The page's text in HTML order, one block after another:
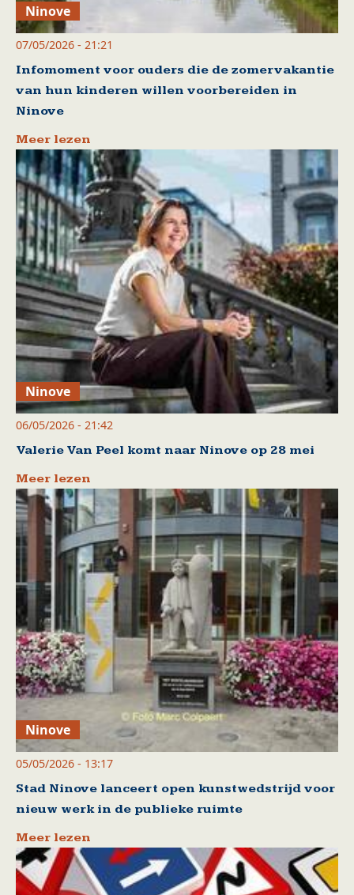
Ninove
07/05/2026 - 21:21
Infomoment voor ouders die de zomervakantie
van hun kinderen willen voorbereiden in
Ninove
Meer lezen
Ninove
06/05/2026 - 21:42
Valerie Van Peel komt naar Ninove op 28 mei
Meer lezen
Ninove
05/05/2026 - 13:17
Stad Ninove lanceert open kunstwedstrijd voor
nieuw werk in de publieke ruimte
Meer lezen